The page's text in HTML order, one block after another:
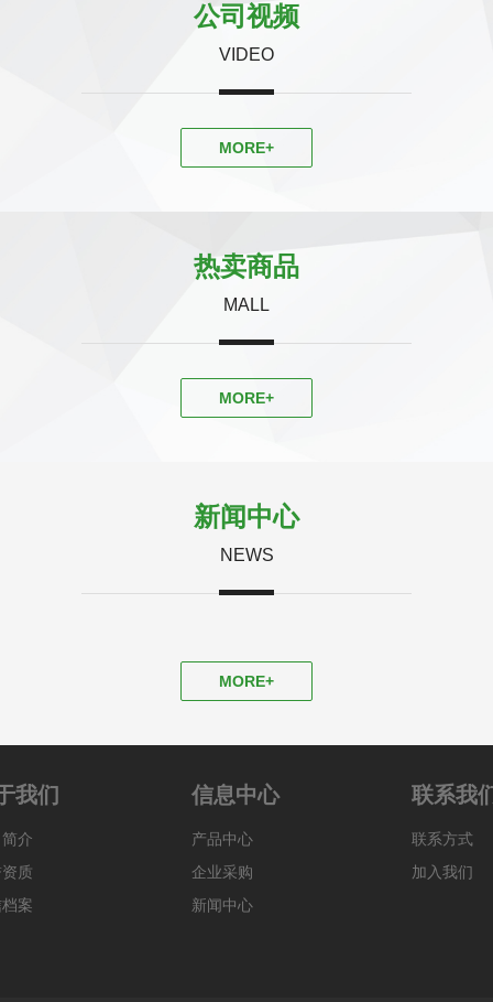
公司视频
VIDEO
MORE+
热卖商品
MALL
MORE+
新闻中心
NEWS
MORE+
我们
介
质
案
信息中心
产品中心
企业采购
新闻中心
联系我
联系方式
加入我们